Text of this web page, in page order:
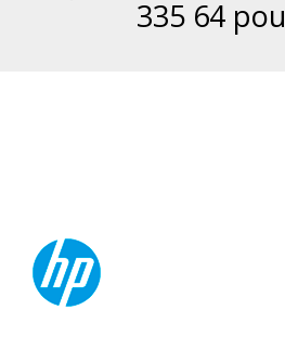
335 64